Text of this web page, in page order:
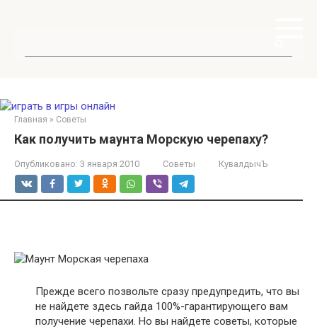
Главная » Советы
Как получить маунта Морскую черепаху?
Опубликовано: 3 января 2010 Советы КувалдычЪ
Прежде всего позвольте сразу предупредить, что вы
не найдете здесь гайда 100%-гарантирующего вам
получение черепахи. Но вы найдете советы, которые